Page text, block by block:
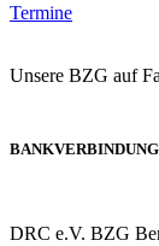
Termine
Unsere BZG auf
BANKVERBINDUNG
DRC e.V. BZG